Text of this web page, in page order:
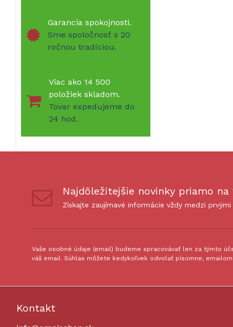
Garancia spokojnosti.
Sme spoločnosť s 20
ročnou tradíciou.
Viac ako 14 500
položiek skladom.
Tovar expedujeme do
24 hod.
Najdôležitejšie novinky priamo na
Získajte zaujímavé informácie vždy medzi prvými
Vaše osobné údaje (email) budeme spracovávať len za týmto
váš email. Súhlas môžete kedykoľvek odvolať písomne,
Kontakt